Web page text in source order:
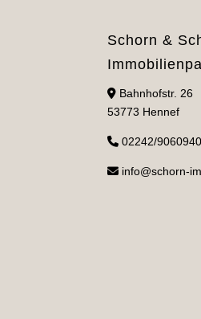
Schorn &
Bahnhofstr. 26
53773 Hennef
02242/9060940
info@schorn-